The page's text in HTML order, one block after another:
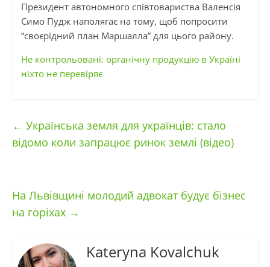
Президент автономного співтовариства Валенсія
Симо Пудж наполягає на тому, щоб попросити
“своєрідний план Маршалла” для цього району.
Не контрольовані: органічну продукцію в Україні
ніхто не перевіряє
← Українська земля для українців: стало
відомо коли запрацює ринок землі (відео)
На Львівщині молодий адвокат будує бізнес
на горіхах →
Kateryna Kovalchuk